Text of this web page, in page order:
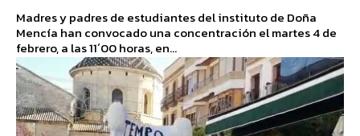
Madres y padres de estudiantes del instituto de Doña
Mencía han convocado una concentración el martes 4 de
febrero, a las 11´00 horas, en...